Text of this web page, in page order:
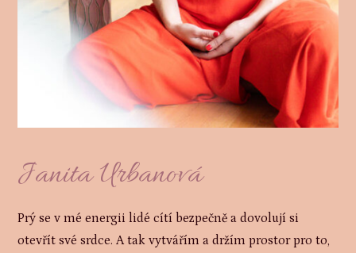
Janita Urbanová
Prý se v mé energii lidé cítí bezpečně a dovolují si
otevřít své srdce. A tak vytvářím a držím prostor pro to,